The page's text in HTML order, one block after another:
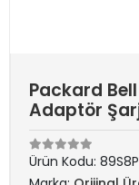
Packard
Adaptör
Ürün Kodu: